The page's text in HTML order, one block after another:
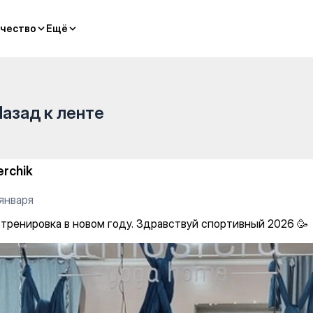
Ещё
Ещё
— Yoga
к ленте
в новом году. Здравствуй спортивный 2026 🥳